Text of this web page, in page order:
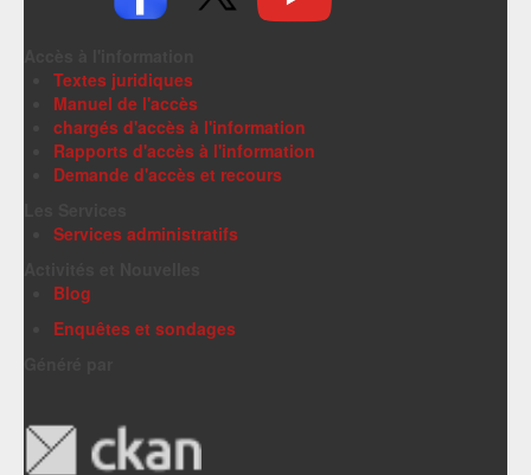
Textes juridiques
Manuel de l'accès
chargés d'accès à l'information
Rapports d'accès à l'information
Demande d'accès et recours
Services administratifs
Blog
Enquêtes et sondages